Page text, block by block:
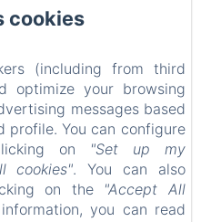
contact
cookies
(including from third
optimize your browsing
messages based
profile. You can configure
on
"Set up my
cookies". You can also
on the "Accept All
you can read